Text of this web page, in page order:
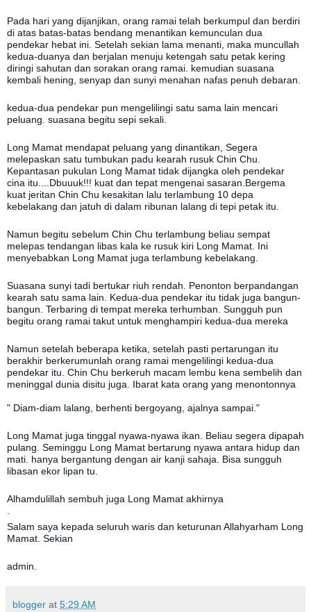
Pada hari yang dijanjikan, orang ramai telah berkumpul dan berdiri
di atas batas-batas bendang menantikan kemunculan dua
pendekar hebat ini. Setelah sekian lama menanti, maka muncullah
kedua-duanya dan berjalan menuju ketengah satu petak kering
diringi sahutan dan sorakan orang ramai. kemudian suasana
kembali hening, senyap dan sunyi menahan nafas penuh debaran.
kedua-dua pendekar pun mengelilingi satu sama lain mencari
peluang. suasana begitu sepi sekali.
Long Mamat mendapat peluang yang dinantikan, Segera
melepaskan satu tumbukan padu kearah rusuk Chin Chu.
Kepantasan pukulan Long Mamat tidak dijangka oleh pendekar
cina itu....Dbuuuk!!! kuat dan tepat mengenai sasaran.Bergema
kuat jeritan Chin Chu kesakitan lalu terlambung 10 depa
kebelakang dan jatuh di dalam ribunan lalang di tepi petak itu.
Namun begitu sebelum Chin Chu terlambung beliau sempat
melepas tendangan libas kala ke rusuk kiri Long Mamat. Ini
menyebabkan Long Mamat juga terlambung kebelakang.
Suasana sunyi tadi bertukar riuh rendah. Penonton berpandangan
kearah satu sama lain. Kedua-dua pendekar itu tidak juga bangun-
bangun. Terbaring di tempat mereka terhumban. Sungguh pun
begitu orang ramai takut untuk menghampiri kedua-dua mereka
Namun setelah beberapa ketika, setelah pasti pertarungan itu
berakhir berkerumunlah orang ramai mengelilingi kedua-dua
pendekar itu. Chin Chu berkeruh macam lembu kena sembelih dan
meninggal dunia disitu juga. Ibarat kata orang yang menontonnya
" Diam-diam lalang, berhenti bergoyang, ajalnya sampai."
Long Mamat juga tinggal nyawa-nyawa ikan. Beliau segera dipapah
pulang. Seminggu Long Mamat bertarung nyawa antara hidup dan
mati. hanya bergantung dengan air kanji sahaja. Bisa sungguh
libasan ekor lipan tu.
Alhamdulillah sembuh juga Long Mamat akhirnya
.
Salam saya kepada seluruh waris dan keturunan Allahyarham Long
Mamat. Sekian
admin.
blogger at 5:29 AM